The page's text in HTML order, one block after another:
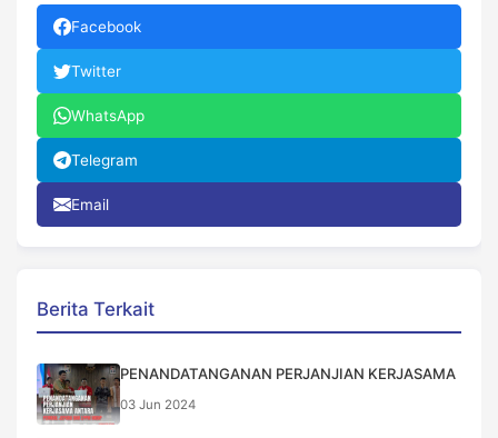
Facebook
Twitter
WhatsApp
Telegram
Email
Berita Terkait
PENANDATANGANAN PERJANJIAN KERJASAMA
03 Jun 2024